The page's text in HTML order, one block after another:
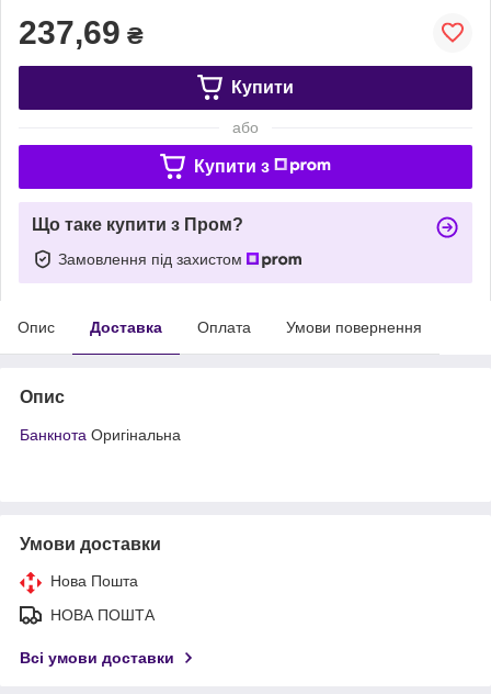
237,69 ₴
Купити
або
Купити з
Що таке купити з Пром?
Замовлення під захистом
Опис Доставка Оплата Умови повернення
Опис
Банкнота Оригінальна
Умови доставки
Нова Пошта
НОВА ПОШТА
Всі умови доставки